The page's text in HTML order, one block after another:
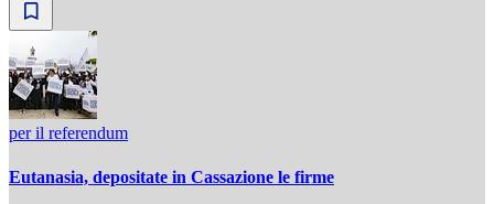
per il referendum
Eutanasia, depositate in Cassazione le firme